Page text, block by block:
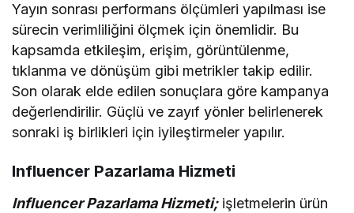
Yayın sonrası performans ölçümleri yapılması ise
sürecin verimliliğini ölçmek için önemlidir. Bu
kapsamda etkileşim, erişim, görüntülenme,
tıklanma ve dönüşüm gibi metrikler takip edilir.
Son olarak elde edilen sonuçlara göre kampanya
değerlendirilir. Güçlü ve zayıf yönler belirlenerek
sonraki iş birlikleri için iyileştirmeler yapılır.
Influencer Pazarlama Hizmeti
Influencer Pazarlama Hizmeti;işletmelerin ürün